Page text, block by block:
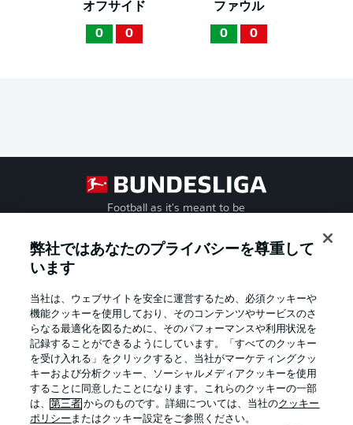
オフサイド
0 0
ファウル
0 0
Football as it's meant to be
Official Partners
弊社ではあなたのプライバシーを尊重して
います
当社は、ウェブサイトを安全に運営するため、必須クッキーや
機能クッキーを使用しており、そのコンテンツやサービスのさ
らなる最適化を図るために、そのパフォーマンスや利用状況を
記録することができるようにしています。「すべてのクッキー
を受け入れる」をクリックすると、当社がマーケティングクッ
キーおよび分析クッキー、ソーシャルメディアクッキーを使用
することに同意したことになります。これらのクッキーの一部
は、第三者 からのものです。詳細については、当社のクッキー
ポリシー またはクッキー設定をご参照ください。